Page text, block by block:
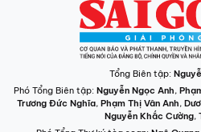
Tổng Biên tập:
Phó Tổng Biên tập: Nguyễn Ngọc Anh,
Trương Đức Nghĩa, Phạm Thị Vân Anh,
Nguyễn Khắc Cường,